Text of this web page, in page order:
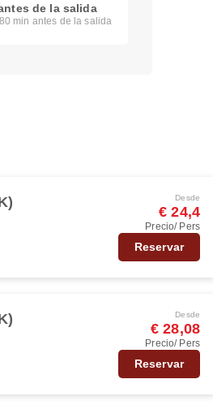
de la salida
min antes de la salida
Desde
€ 24,4
Precio/ Pers
Reservar
Desde
€ 28,08
Precio/ Pers
Reservar